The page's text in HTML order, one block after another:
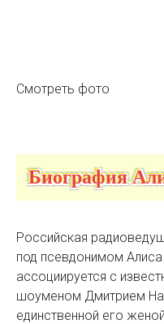
Смотреть фото
Биография
Российская
под псевдонимом
ассоциируется с
шоуменом Дмитрием
единственной его